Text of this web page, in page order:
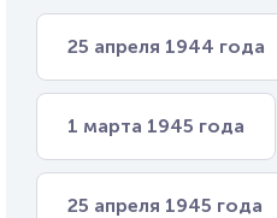
25 апреля 1944 года
1 марта 1945 года
25 апреля 1945 года